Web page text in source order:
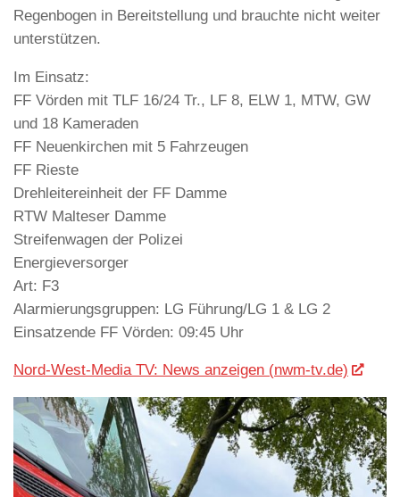
Regenbogen in Bereitstellung und brauchte nicht weiter
unterstützen.
Im Einsatz:
FF Vörden mit TLF 16/24 Tr., LF 8, ELW 1, MTW, GW
und 18 Kameraden
FF Neuenkirchen mit 5 Fahrzeugen
FF Rieste
Drehleitereinheit der FF Damme
RTW Malteser Damme
Streifenwagen der Polizei
Energieversorger
Art: F3
Alarmierungsgruppen: LG Führung/LG 1 & LG 2
Einsatzende FF Vörden: 09:45 Uhr
Nord-West-Media TV: News anzeigen (nwm-tv.de)